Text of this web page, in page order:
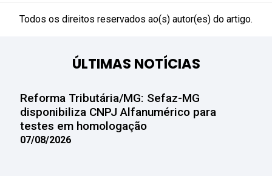
Todos os direitos reservados ao(s) autor(es) do artigo.
ÚLTIMAS NOTÍCIAS
Reforma Tributária/MG: Sefaz-MG
disponibiliza CNPJ Alfanumérico para
testes em homologação
07/08/2026